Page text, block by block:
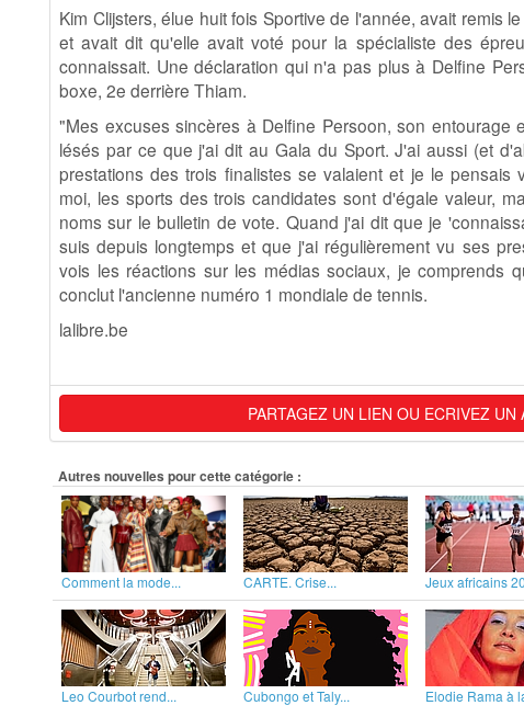
Kim Clijsters, élue huit fois Sportive de l'année, avait remis
et avait dit qu'elle avait voté pour la spécialiste des
connaissait. Une déclaration qui n'a pas plus à Delfine
boxe, 2e derrière Thiam.
"Mes excuses sincères à Delfine Persoon, son entourage
lésés par ce que j'ai dit au Gala du Sport. J'ai aussi (et
prestations des trois finalistes se valaient et je le pensais
moi, les sports des trois candidates sont d'égale valeur,
noms sur le bulletin de vote. Quand j'ai dit que je
suis depuis longtemps et que j'ai régulièrement vu ses
vois les réactions sur les médias sociaux, je comprends
conclut l'ancienne numéro 1 mondiale de tennis.
lalibre.be
PARTAGEZ UN LIEN OU ECRIVEZ UN
Autres nouvelles pour cette catégorie :
Comment la mode... CARTE. Crise... Jeux africains
Leo Courbot rend... Cubongo et Taly... Elodie Rama à